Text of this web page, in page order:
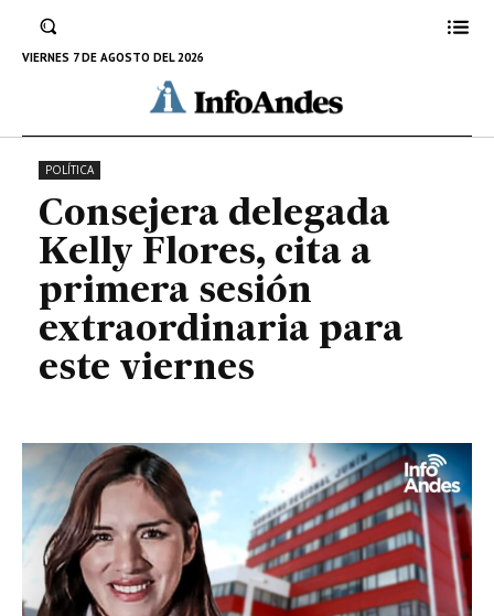
VIERNES 7 DE AGOSTO DEL 2026
extraordinaria para este viernes
5 DE ENERO DE 2023
POLÍTICA
Consejera delegada
Kelly Flores, cita a
primera sesión
extraordinaria para
este viernes